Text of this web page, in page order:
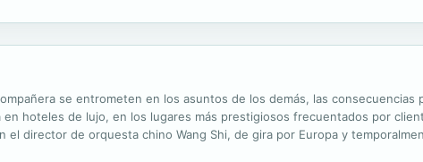
se entrometen en los asuntos de los demás, las
hoteles de lujo, en los lugares más prestigiosos frecuentados por
director de orquesta chino Wang Shi, de gira por Europa y